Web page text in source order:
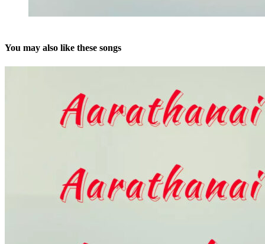
You may also like these songs